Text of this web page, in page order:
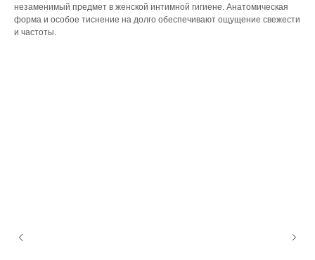
незаменимый предмет в женской интимной гигиене. Анатомическая
форма и особое тиснение на долго обеспечивают ощущение свежести
и частоты.